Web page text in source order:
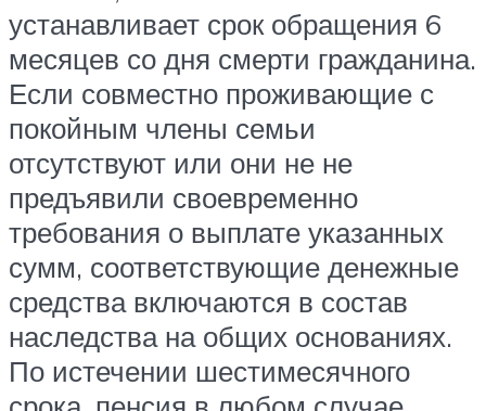
устанавливает срок обращения 6
месяцев со дня смерти гражданина.
Если совместно проживающие с
покойным члены семьи
отсутствуют или они не не
предъявили своевременно
требования о выплате указанных
сумм, соответствующие денежные
средства включаются в состав
наследства на общих основаниях.
По истечении шестимесячного